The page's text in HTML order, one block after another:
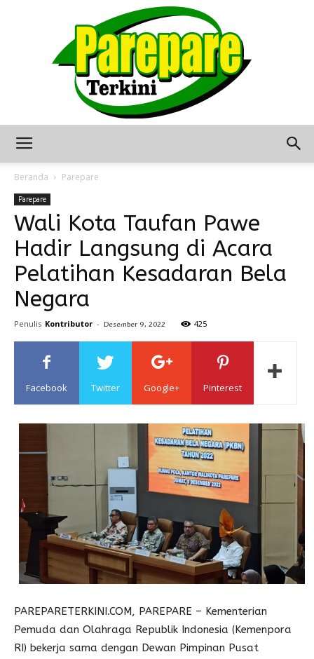
Terkini
Seputar
Sulawesi
Beranda Parepare
Parepare
Wali Kota Taufan Pawe
Hadir Langsung di Acara
Pelatihan Kesadaran Bela
Negara
Penulis Kontributor - Desember 9, 2022 425
Facebook Twitter Google+ Pinterest
PAREPARETERKINI.COM, PAREPARE – Kementerian
Pemuda dan Olahraga Republik Indonesia (Kemenpora
RI) bekerja sama dengan Dewan Pimpinan Pusat